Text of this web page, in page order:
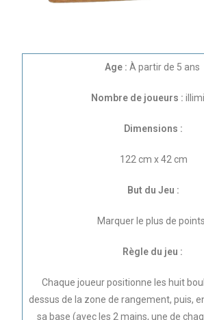
Age : À partir de 5 ans
Nombre de joueurs :
Dimensions :
122 cm x 42 cm
But du Jeu :
Marquer le plus de
Règle du jeu :
Chaque joueur positionne les huit
dessus de la zone de rangement, puis,
sa base (avec les 2 mains, une de